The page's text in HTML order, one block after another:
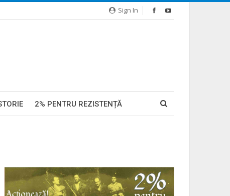
Sign In
2% PENTRU REZISTENȚĂ